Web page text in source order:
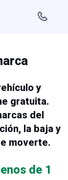
y
gratuita.
del
la baja y
moverte.
de 1